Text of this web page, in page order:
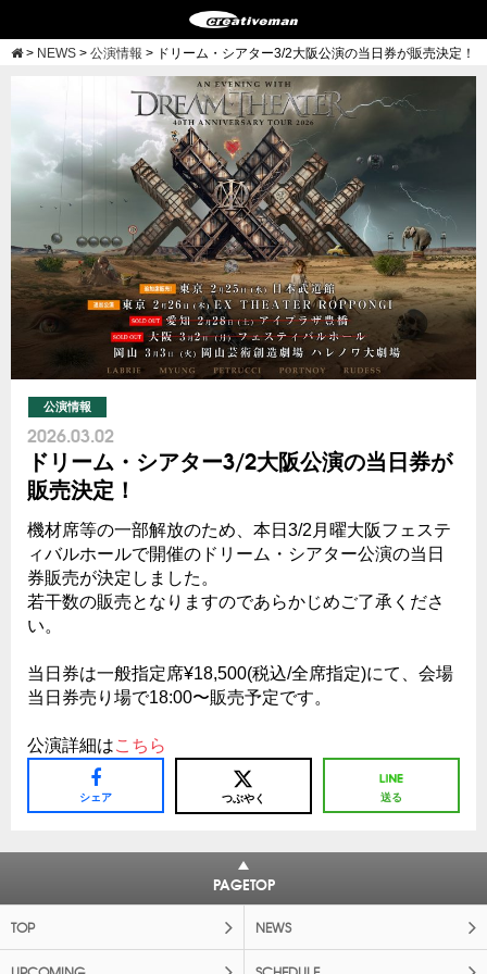
> NEWS > 公演情報 > ドリーム・シアター3/2大阪公演の当日券が販売決定！
公演情報
2026.03.02
ドリーム・シアター3/2大阪公演の当日券が
販売決定！
機材席等の一部解放のため、本日3/2月曜大阪フェステ
ィバルホールで開催のドリーム・シアター公演の当日
券販売が決定しました。
若干数の販売となりますのであらかじめご了承くださ
い。
当日券は一般指定席¥18,500(税込/全席指定)にて、会場
当日券売り場で18:00〜販売予定です。
公演詳細はこちら
シェア つぶやく 送る
PAGETOP
TOP NEWS